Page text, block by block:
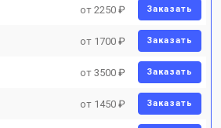
от 2250 ₽ Заказать
от 1700 ₽ Заказать
от 3500 ₽ Заказать
от 1450 ₽ Заказать